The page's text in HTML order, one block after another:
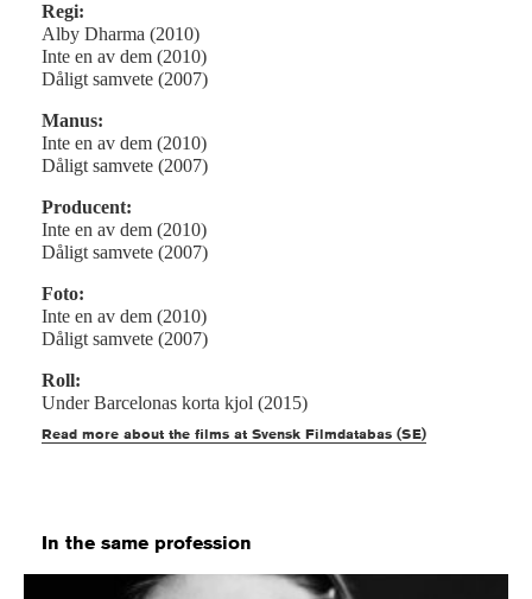
Regi:
Alby Dharma (2010)
Inte en av dem (2010)
Dåligt samvete (2007)
Manus:
Inte en av dem (2010)
Dåligt samvete (2007)
Producent:
Inte en av dem (2010)
Dåligt samvete (2007)
Foto:
Inte en av dem (2010)
Dåligt samvete (2007)
Roll:
Under Barcelonas korta kjol (2015)
Read more about the films at Svensk Filmdatabas (SE)
In the same profession